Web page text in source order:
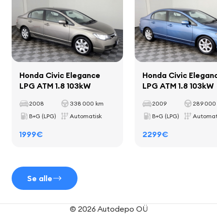
Interiør
dekorative lister i kabinen
kopholdere
læderbeklædt gearstang
læderbelagt håndbremsegreb
Sæder
tekstilbetræk
Honda Civic Elegance
LPG ATM 1.8 103kW
2008
338 000 km
B+G (LPG)
Automatisk
1999€
Honda Civic
LPG ATM 1.8 103kW
2009
289 000
B+G (LPG)
2299€
Se alle
© 2026 Autodepo OÜ